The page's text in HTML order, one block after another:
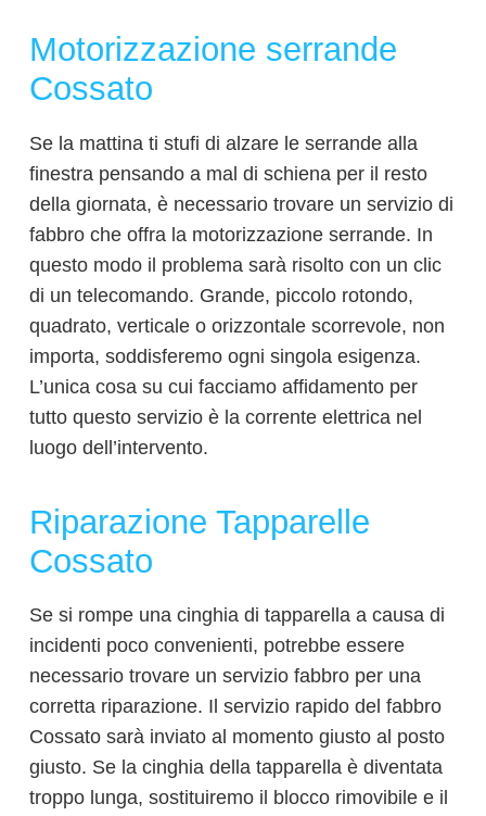
Motorizzazione serrande
Cossato
Se la mattina ti stufi di alzare le serrande alla
finestra pensando a mal di schiena per il resto
della giornata, è necessario trovare un servizio di
fabbro che offra la motorizzazione serrande. In
questo modo il problema sarà risolto con un clic
di un telecomando. Grande, piccolo rotondo,
quadrato, verticale o orizzontale scorrevole, non
importa, soddisferemo ogni singola esigenza.
L’unica cosa su cui facciamo affidamento per
tutto questo servizio è la corrente elettrica nel
luogo dell’intervento.
Riparazione Tapparelle
Cossato
Se si rompe una cinghia di tapparella a causa di
incidenti poco convenienti, potrebbe essere
necessario trovare un servizio fabbro per una
corretta riparazione. Il servizio rapido del fabbro
Cossato sarà inviato al momento giusto al posto
giusto. Se la cinghia della tapparella è diventata
troppo lunga, sostituiremo il blocco rimovibile e il